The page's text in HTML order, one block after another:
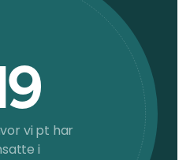
vi pt har
i